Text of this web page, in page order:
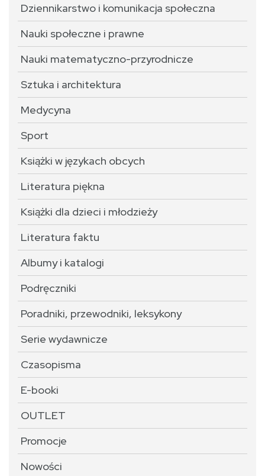
Dziennikarstwo i komunikacja społeczna
Nauki społeczne i prawne
Nauki matematyczno-przyrodnicze
Sztuka i architektura
Medycyna
Sport
Książki w językach obcych
Literatura piękna
Książki dla dzieci i młodzieży
Literatura faktu
Albumy i katalogi
Podręczniki
Poradniki, przewodniki, leksykony
Serie wydawnicze
Czasopisma
E-booki
OUTLET
Promocje
Nowości